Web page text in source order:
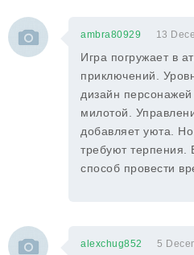
ambra80929 13
Игра погружает в
приключений.
дизайн
милотой.
добавляет уюта.
требуют терпения.
способ провести
alexchug852 5